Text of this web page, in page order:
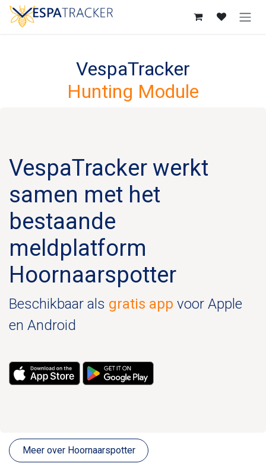
Overslaan naar inhoud
VespaTracker
Hunting Module
VespaTracker werkt
samen met het
bestaande
meldplatform
Hoornaarspotter
Beschikbaar als gratis app voor Apple
en Android
Meer over Hoornaarspotter